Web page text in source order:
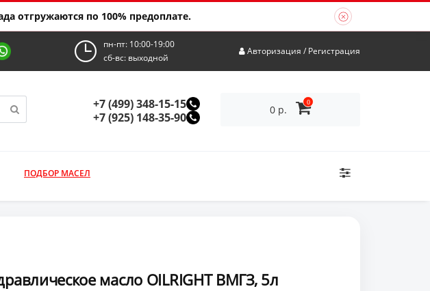
отгружаются по 100% предоплате.
пн-пт: 10:00-19:00
сб-вс: выходной
Авторизация / Регистрация
+7 (499) 348-15-15
+7 (925) 148-35-90
0 р.
0
ПОДБОР МАСЕЛ
масло OILRIGHT ВМГЗ, 5л